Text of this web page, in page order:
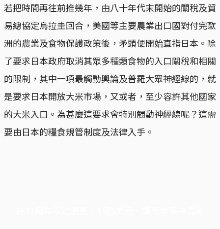
若把時間再往前推幾年，由八十年代末開始的關稅及貿
易總協定烏拉圭回合，美國等主要農業出口國對付完歐
洲的農業及食物保護政策後，矛頭便開始直指日本。除
了要求日本政府取消其眾多種類食物的入口關稅和相關
的限制，其中一項最觸動輿論及普羅大眾神經線的，就
是要求日本開放大米市場，又或者，至少容許其他國家
的大米入口。為甚麼這要求會特別觸動神經線呢？這需
要由日本的糧食規管制度及法律入手。